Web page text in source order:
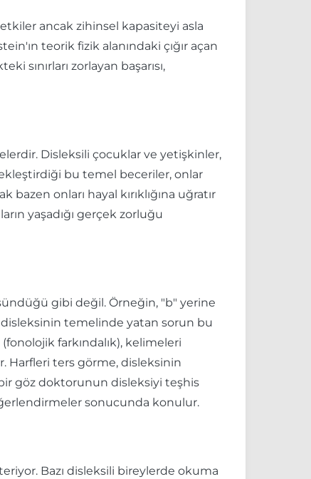
ancak zihinsel kapasiteyi asla
teorik fizik alanındaki çığır açan
sınırları zorlayan başarısı,
Disleksili çocuklar ve yetişkinler,
bu temel beceriler, onlar
onları hayal kırıklığına uğratır
yaşadığı gerçek zorluğu
gibi değil. Örneğin, "b" yerine
disleksinin temelinde yatan sorun bu
farkındalık), kelimeleri
Harfleri ters görme, disleksinin
göz doktorunun disleksiyi teşhis
sonucunda konulur.
Bazı disleksili bireylerde okuma